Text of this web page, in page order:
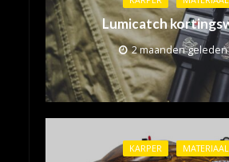
Lumicatch
2 maanden geleden
KARPER MATERIAAL